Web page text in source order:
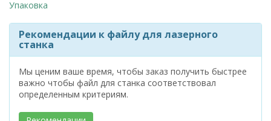
Рекомендации к файлу для лазерного
станка
Мы ценим ваше время, чтобы заказ получить быстрее
важно чтобы файл для станка соответствовал
определенным критериям.